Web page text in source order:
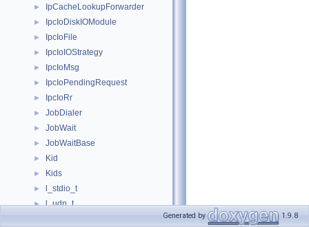
► IpCacheLookupForwarder
► IpcIoDiskIOModule
► IpcIoFile
► IpcIoIOStrategy
► IpcIoMsg
► IpcIoPendingRequest
► IpcIoRr
► JobDialer
► JobWait
► JobWaitBase
► Kid
► Kids
► l_stdio_t
► l_udp_t
Generated by 1.9.8